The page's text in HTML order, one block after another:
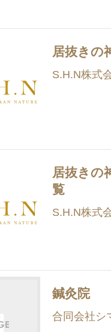
居抜きの
S.H.N株式
居抜きの
覧
S.H.N株式
鍼灸院
合同会社シ